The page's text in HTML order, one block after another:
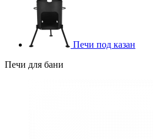
Печи под казан
Печи для бани